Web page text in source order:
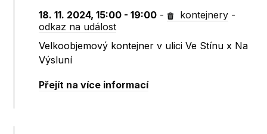
18. 11. 2024, 15:00 - 19:00 - kontejnery -
odkaz na událost
Velkoobjemový kontejner v ulici Ve Stínu x Na
Výsluní
Přejít na více informací